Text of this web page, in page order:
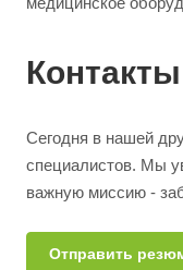
Контакты
Сегодня в нашей
специалистов. Мы
важную миссию -
Отправить